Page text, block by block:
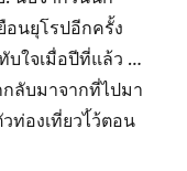
อนยุโรปอีกครั้ง
บใจเมื่อปีที่แล้ว …
ลับมาจากที่ไปมา
ท่องเที่ยวไ้ว้ตอน